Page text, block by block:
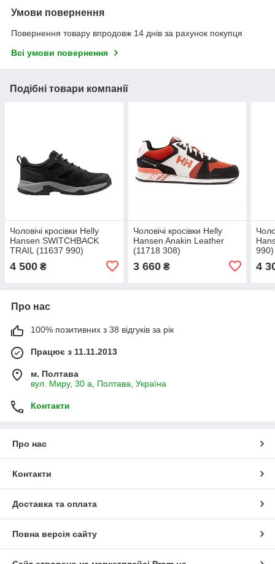
Умови повернення
Повернення товару впродовж 14 днів за рахунок покупця
Всі умови повернення
Подібні товари компанії
Чоловічі кросівки Helly
Hansen SWITCHBACK
TRAIL (11637 990)
4 500 ₴
Чоловічі кросівки Helly
Hansen Anakin Leather
(11718 308)
3 660₴
990)
4
Про нас
100% позитивних з 38 відгуків за рік
Працює з 11.11.2013
м. Полтава
вул. Миру, 30 а, Полтава, Україна
Контакти
Про нас
Контакти
Доставка та оплата
Повна версія сайту